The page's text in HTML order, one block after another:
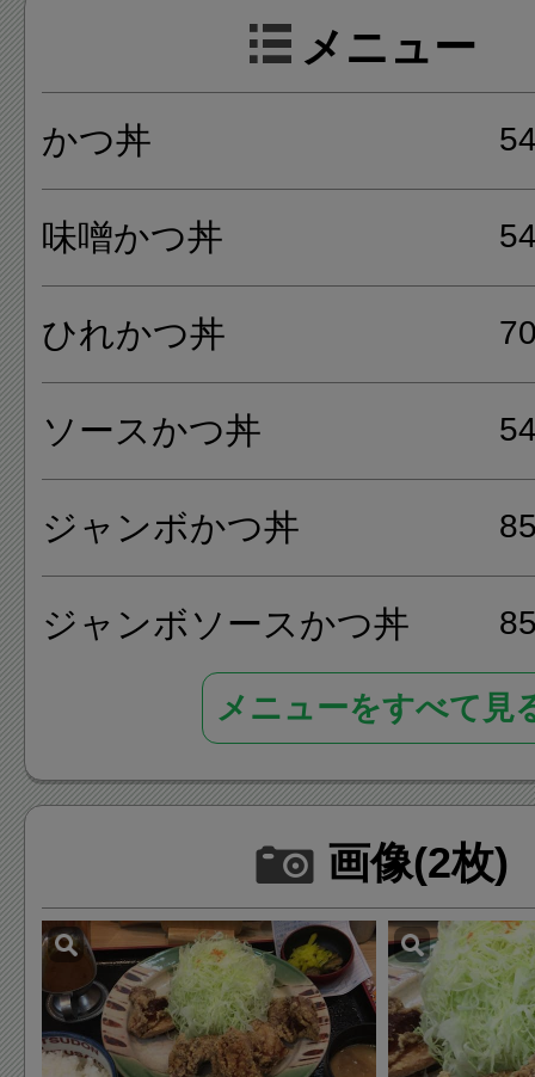
とんかつの他に海老フライ、
フライ、キムチや枝豆などの
ーも豊富です。
メニュー
かつ丼
味噌かつ丼
ひれかつ丼
ソースかつ丼
ジャンボかつ丼
ジャンボソースかつ丼
メニューをすべて見
画像(2枚)